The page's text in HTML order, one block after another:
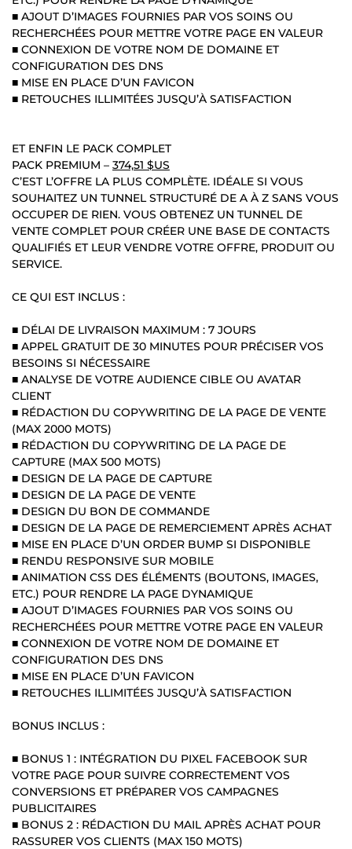
■ AJOUT D’IMAGES FOURNIES PAR VOS SOINS OU
RECHERCHÉES POUR METTRE VOTRE PAGE EN VALEUR
■ CONNEXION DE VOTRE NOM DE DOMAINE ET
CONFIGURATION DES DNS
■ MISE EN PLACE D’UN FAVICON
■ RETOUCHES ILLIMITÉES JUSQU’À SATISFACTION
ET ENFIN LE PACK COMPLET
PACK PREMIUM – 374,51 $US
C’EST L’OFFRE LA PLUS COMPLÈTE. IDÉALE SI VOUS
SOUHAITEZ UN TUNNEL STRUCTURÉ DE A À Z SANS VOUS
OCCUPER DE RIEN. VOUS OBTENEZ UN TUNNEL DE
VENTE COMPLET POUR CRÉER UNE BASE DE CONTACTS
QUALIFIÉS ET LEUR VENDRE VOTRE OFFRE, PRODUIT OU
SERVICE.
CE QUI EST INCLUS :
■ DÉLAI DE LIVRAISON MAXIMUM : 7 JOURS
■ APPEL GRATUIT DE 30 MINUTES POUR PRÉCISER VOS
BESOINS SI NÉCESSAIRE
■ ANALYSE DE VOTRE AUDIENCE CIBLE OU AVATAR
CLIENT
■ RÉDACTION DU COPYWRITING DE LA PAGE DE VENTE
(MAX 2000 MOTS)
■ RÉDACTION DU COPYWRITING DE LA PAGE DE
CAPTURE (MAX 500 MOTS)
■ DESIGN DE LA PAGE DE CAPTURE
■ DESIGN DE LA PAGE DE VENTE
■ DESIGN DU BON DE COMMANDE
■ DESIGN DE LA PAGE DE REMERCIEMENT APRÈS ACHAT
■ MISE EN PLACE D’UN ORDER BUMP SI DISPONIBLE
■ RENDU RESPONSIVE SUR MOBILE
■ ANIMATION CSS DES ÉLÉMENTS (BOUTONS, IMAGES,
ETC.) POUR RENDRE LA PAGE DYNAMIQUE
■ AJOUT D’IMAGES FOURNIES PAR VOS SOINS OU
RECHERCHÉES POUR METTRE VOTRE PAGE EN VALEUR
■ CONNEXION DE VOTRE NOM DE DOMAINE ET
CONFIGURATION DES DNS
■ MISE EN PLACE D’UN FAVICON
■ RETOUCHES ILLIMITÉES JUSQU’À SATISFACTION
BONUS INCLUS :
■ BONUS 1 : INTÉGRATION DU PIXEL FACEBOOK SUR
VOTRE PAGE POUR SUIVRE CORRECTEMENT VOS
CONVERSIONS ET PRÉPARER VOS CAMPAGNES
PUBLICITAIRES
■ BONUS 2 : RÉDACTION DU MAIL APRÈS ACHAT POUR
RASSURER VOS CLIENTS (MAX 150 MOTS)